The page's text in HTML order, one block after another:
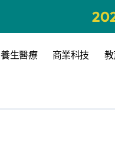
養生醫療 商業科技 教